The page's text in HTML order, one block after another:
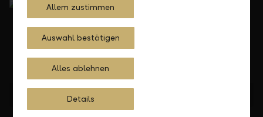
Standorte finden
Allem zustimmen
Auswahl bestätigen
Alles ablehnen
Details